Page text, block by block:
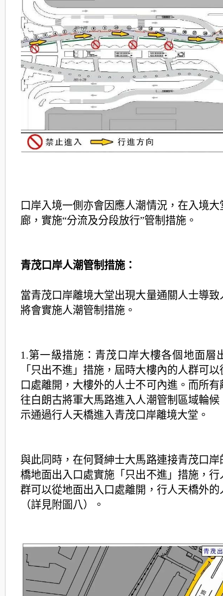
口岸入境一側亦會因應人潮情況，在入境
廊，實施“分流及分段放行”管制措施。
青茂口岸人潮管制措施：
當青茂口岸離境大堂出現大量通關人士導致
將會實施人潮管制措施。
1.第一級措施：青茂口岸大樓各個地面層
「只出不進」措施，屆時大樓內的人群可
口處離開，大樓外的人士不可內進。而所
往白朗古將軍大馬路進入人潮管制區域輪候
示通過行人天橋進入青茂口岸離境大堂。
與此同時，在何賢紳士大馬路連接青茂口岸
橋地面出入口處實施「只出不進」措施，行
群可以從地面出入口處離開，行人天橋外的
（詳見附圖八）。